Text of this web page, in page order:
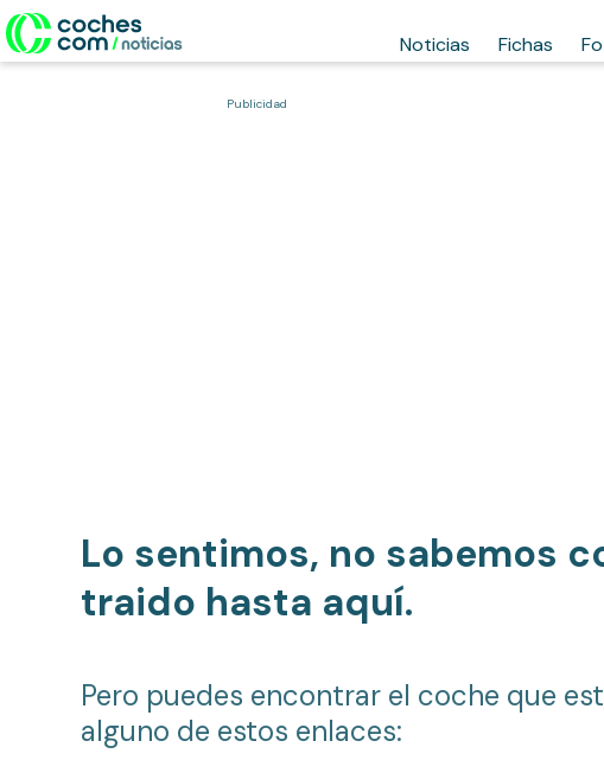
Noticias Fichas
Publicidad
Lo sentimos, no sabemos
traido hasta aquí.
Pero puedes encontrar el coche que
alguno de estos enlaces: